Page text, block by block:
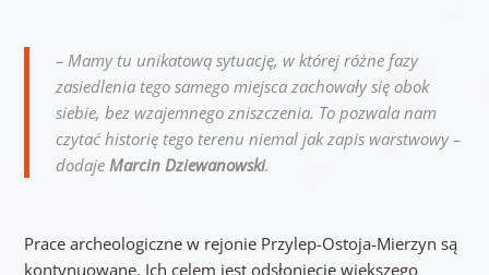
– Mamy tu unikatową sytuację, w której różne fazy
zasiedlenia tego samego miejsca zachowały się obok
siebie, bez wzajemnego zniszczenia. To pozwala nam
czytać historię tego terenu niemal jak zapis warstwowy –
dodaje Marcin Dziewanowski.
Prace archeologiczne w rejonie Przylep-Ostoja-Mierzyn są
kontynuowane. Ich celem jest odsłonięcie większego